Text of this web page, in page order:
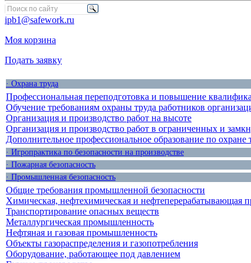
ipb1@safework.ru
Моя корзина
Подать заявку
· Охрана труда
Профессиональная переподготовка и повышение
Обучение требованиям охраны труда работников
Организация и производство работ на высоте
Организация и производство работ в ограниченных и
Дополнительное профессиональное образование по охране
· Игропрактика по безопасности на производстве
· Пожарная безопасность
· Промышленная безопасность
Общие требования промышленной безопасности
Химическая, нефтехимическая и нефтеперерабатывающая
Транспортирование опасных веществ
Металлургическая промышленность
Нефтяная и газовая промышленность
Объекты газораспределения и газопотребления
Оборудование, работающее под давлением